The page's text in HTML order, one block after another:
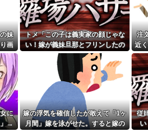
が兄一家にお米を送ってる。それを兄嫁がご
いる？」甥「お米の配達に行ってる」私「
んだよ！」ガチャ
ンポケ斉藤「同意があったんです。本当
張が通らないの？
月に夫の実家に長時間滞在しなきゃいけな
早々に退散する。私もそうしていいはず」
女は許されない」
会で実験、「俺が青年実業家だったら女の
実】夫に無理と言われた私の7年の無視生
無職です。精神科に通院中で生活保護を受
ので離婚されそうです。「働くから」「心
てもらえません。助けて
税金の成り立ちを調べてみたよ
妹
画
？
て」
トメ「この子は義実家の顔じゃな
い！嫁が義妹旦那とフリンしたの
よ！」私「DNA鑑定します？」義
妹旦那「もちろんです」→結果…
注
近
400
に
」→
嫁の浮気を確信したが敢えて「1ヶ
月間」嫁を泳がせた。すると嫁の
従
い